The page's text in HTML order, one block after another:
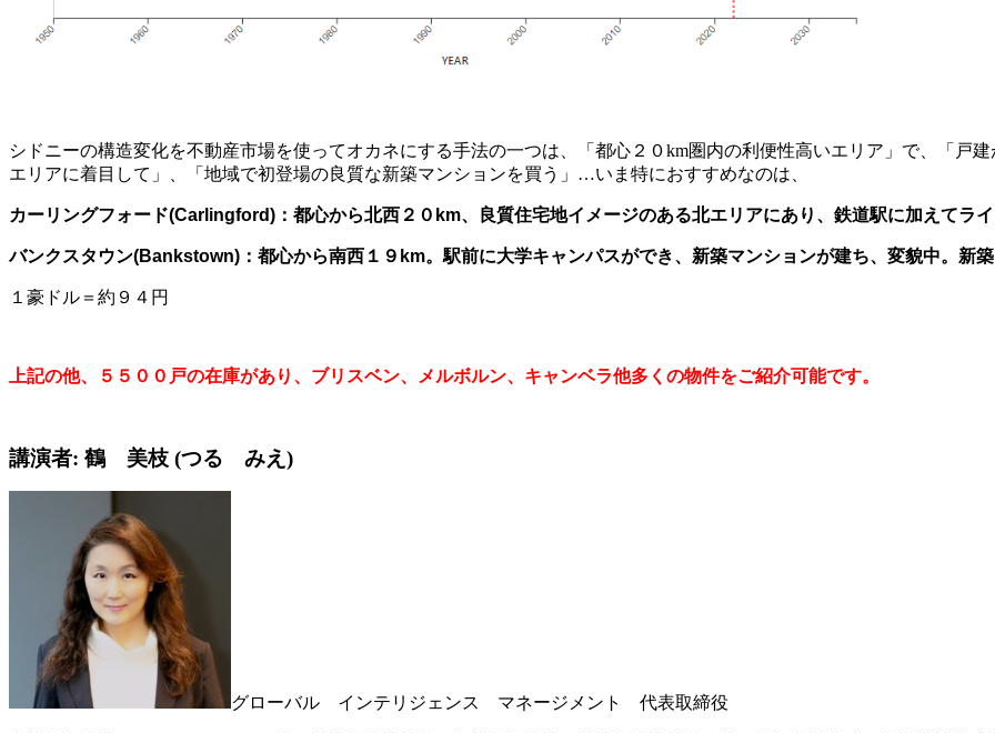
シドニーの構造変化を不動産市場を使ってオカネにする手法の一つは、「都心２０km圏内の利便性高いエリア」で、「戸建
エリアに着目して」、「地域で初登場の良質な新築マンションを買う」…いま特におすすめなのは、
カーリングフォード(Carlingford)：都心から北西２０km、良質住宅地イメージのある北エリアにあり、鉄道駅に加えてライ
バンクスタウン(Bankstown)：都心から南西１９km。駅前に大学キャンパスができ、新築マンションが建ち、変貌中。新
１豪ドル＝約９４円
上記の他、５５００戸の在庫があり、 ブリスベン、メルボルン、キャンベラ他多くの物件をご紹介可能です。
講演者: 鶴 美枝 (つる みえ)
グローバル インテリジェンス マネージメント 代表取締役